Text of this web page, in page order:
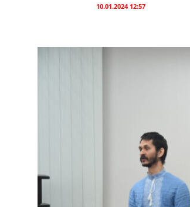
10.01.2024 12:57